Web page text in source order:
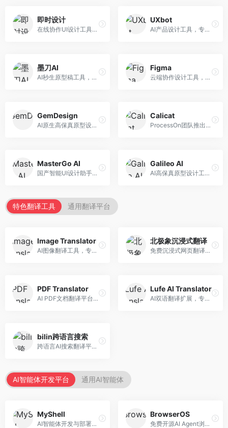
即时设计
在线协作UI设计工具，整合AI设计功能。面向设计师和产品团队，提供界面设计、原型制作、设计资源库等服务，国产协作设计平台。
UXbot
AI产品设计工具，专注于用户体验优化。面向UX设计师，提供用户研究、设计建议、可用性测试等服务，UX设计支持完善。
墨刀AI
AI秒生原型稿工具，专注于快速原型设计。面向产品经理和设计师，提供原型生成、交互设计、团队协作等服务，原型制作效率高。
Figma
云端协作设计工具，整合AI设计辅助功能。面向UI/UX设计师和产品团队，提供界面设计、原型制作、团队协作等服务，协作功能强大，是UI设计领域的标杆产品。
GemDesign
AI原生高保真原型设计工具，专注于智能设计生成。面向设计师，提供界面生成、设计优化、原型制作等服务，设计自动化程度高。
Calicat
ProcessOn团队推出的产设研协作平台，整合设计与协作功能。面向产品团队，提供设计协作、文档管理、团队沟通等服务，产研协作便捷。
MasterGo AI
国产智能UI设计助手，专注于界面设计自动化。面向UI设计师，提供界面生成、组件设计、设计系统构建等服务，中文用户适配性好。
Galileo AI
AI高保真原型设计工具，专注于UI界面生成。面向设计师和产品团队，提供界面生成、交互设计、设计优化等服务，界面质量高。
特色翻译工具 通用翻译平台
Image Translator
AI图像翻译工具，专注于图片文字翻译。面向设计师和电商从业者，提供图片文字识别、翻译、替换等服务，图像翻译效果好。
北极象沉浸式翻译
免费沉浸式网页翻译工具，专注于阅读体验。面向普通用户，提供网页双语翻译、文档翻译等服务，免费使用，翻译质量高。
PDF Translator
AI PDF文档翻译平台，专注于文档本地化。面向商务人士，提供PDF翻译、格式保留、批量处理等服务，文档翻译专业。
Lufe AI Translator
AI双语翻译扩展，专注于浏览器翻译场景。面向外语内容阅读者，提供网页双语翻译、划词翻译等服务，浏览器集成便捷。
bilin跨语言搜索
跨语言AI搜索翻译平台，专注于信息获取。面向研究者和内容创作者，提供跨语言搜索、内容翻译、信息整合等服务，跨语言检索能力强。
AI智能体开发平台 通用AI智能体
MyShell
AI智能体开发与部署平台，专注于语音交互智能体。面向开发者，提供语音智能体创建、部署服务、社区分享等功能，语音交互能力强。
BrowserOS
免费开源AI Agent浏览器，专注于浏览器自动化。面向开发者，提供浏览器控制、任务自动化、API接口等服务，开源免费。